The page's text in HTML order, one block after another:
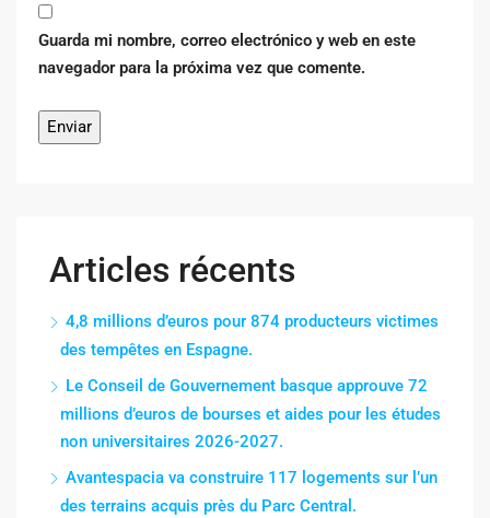
Guarda mi nombre, correo electrónico y web en este
navegador para la próxima vez que comente.
Articles récents
4,8 millions d’euros pour 874 producteurs victimes
des tempêtes en Espagne.
Le Conseil de Gouvernement basque approuve 72
millions d’euros de bourses et aides pour les études
non universitaires 2026-2027.
Avantespacia va construire 117 logements sur l’un
des terrains acquis près du Parc Central.